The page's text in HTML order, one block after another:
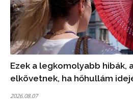
Ezek a legkomolyabb hibák,
elkövetnek, ha hőhullám
2026.08.07